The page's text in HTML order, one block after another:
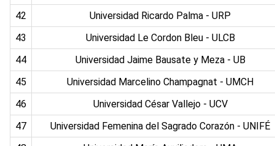
42
Universidad Ricardo Palma - URP
43
Universidad Le Cordon Bleu - ULCB
44
Universidad Jaime Bausate y Meza - UB
45
Universidad Marcelino Champagnat - UMCH
46
Universidad César Vallejo - UCV
47
Universidad Femenina del Sagrado Corazón - UNIFÉ